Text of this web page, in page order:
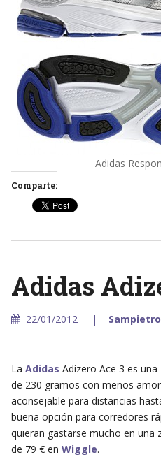
Adidas
Comparte:
Adidas
22/01/2012 Sampietro
La Adidas Adizero Ace 3 es
de 230 gramos con menos
aconsejable para distancias
buena opción para corredores
quieran gastarse mucho en una
de 79 € en Wiggle.